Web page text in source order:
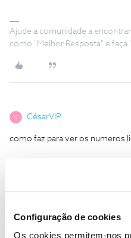
Configuração de cookies
Os cookies permitem-nos
Ajude a comunidade a
como "Melhor Resposta" e
C CésarVIP
como faz para ver os numeros
Jose Rodrigues